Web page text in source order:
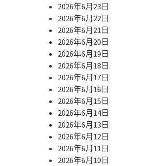
2026年6月23日
2026年6月22日
2026年6月21日
2026年6月20日
2026年6月19日
2026年6月18日
2026年6月17日
2026年6月16日
2026年6月15日
2026年6月14日
2026年6月13日
2026年6月12日
2026年6月11日
2026年6月10日